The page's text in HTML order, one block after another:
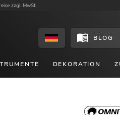
zzgl. MwSt.
BLOG
DEKORATION